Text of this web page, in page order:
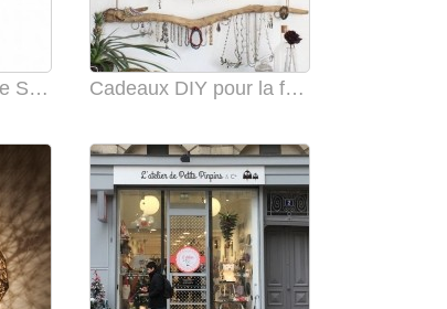
Pendant Light Bottle Shaped Cadeaux DIY pour la fête des mères